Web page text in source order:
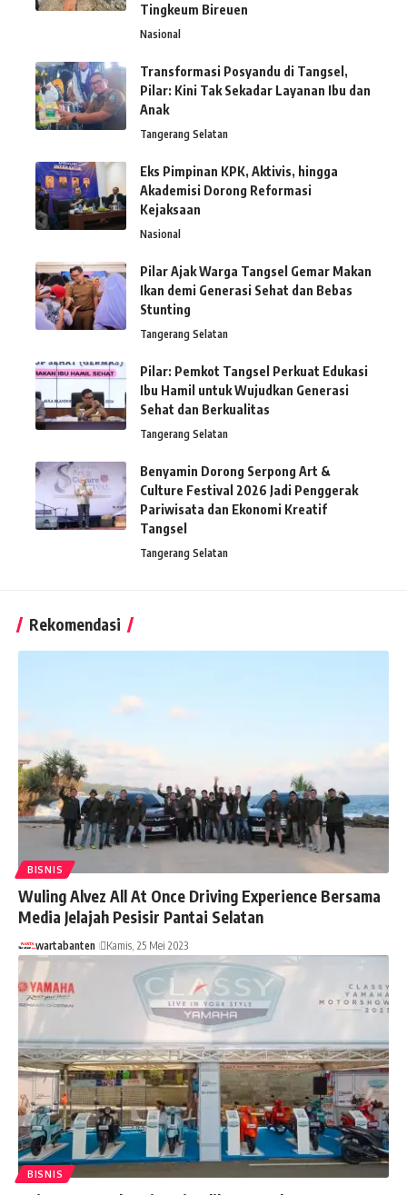
Tingkeum Bireuen
Nasional
Transformasi Posyandu di Tangsel,
Pilar: Kini Tak Sekadar Layanan Ibu dan
Anak
Tangerang Selatan
Eks Pimpinan KPK, Aktivis, hingga
Akademisi Dorong Reformasi
Kejaksaan
Nasional
Pilar Ajak Warga Tangsel Gemar Makan
Ikan demi Generasi Sehat dan Bebas
Stunting
Tangerang Selatan
Pilar: Pemkot Tangsel Perkuat Edukasi
Ibu Hamil untuk Wujudkan Generasi
Sehat dan Berkualitas
Tangerang Selatan
Benyamin Dorong Serpong Art &
Culture Festival 2026 Jadi Penggerak
Pariwisata dan Ekonomi Kreatif
Tangsel
Tangerang Selatan
Rekomendasi
BISNIS
Wuling Alvez All At Once Driving Experience Bersama
Media Jelajah Pesisir Pantai Selatan
wartabanten Kamis, 25 Mei 2023
BISNIS